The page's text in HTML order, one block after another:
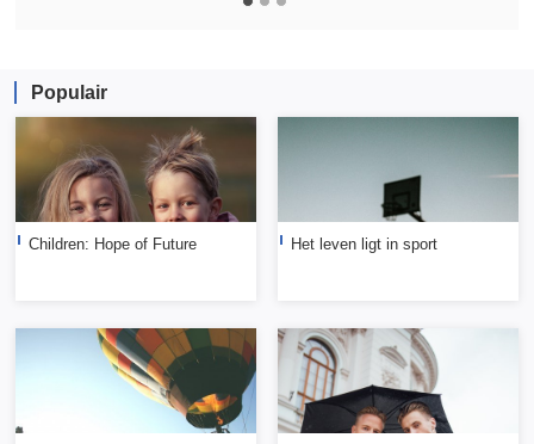
Populair
Children: Hope of Future Het leven ligt in sport